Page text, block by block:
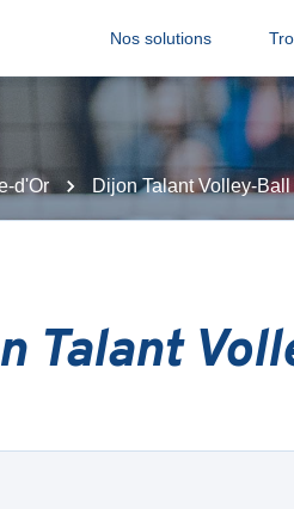
Nos solutions
d'Or Dijon Talant Volley-Ball
Talant